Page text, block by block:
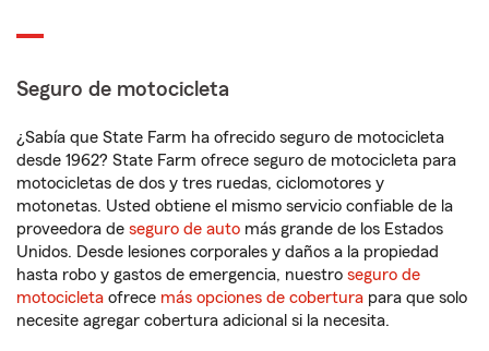
Seguro de motocicleta
¿Sabía que State Farm ha ofrecido seguro de motocicleta
desde 1962? State Farm ofrece seguro de motocicleta para
motocicletas de dos y tres ruedas, ciclomotores y
motonetas. Usted obtiene el mismo servicio confiable de la
proveedora de seguro de auto más grande de los Estados
Unidos. Desde lesiones corporales y daños a la propiedad
hasta robo y gastos de emergencia, nuestro seguro de
motocicleta ofrece más opciones de cobertura para que solo
necesite agregar cobertura adicional si la necesita.